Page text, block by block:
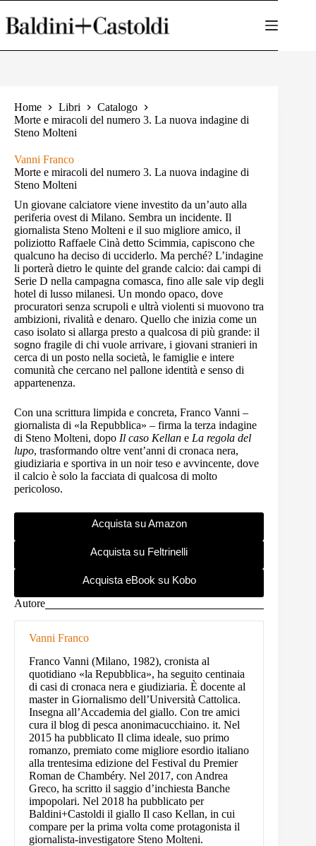
al
contenuto
Home Libri
Catalogo
Morte e miracoli del numero 3. La nuova indagine di
Steno Molteni
Vanni Franco
Morte e miracoli del numero 3. La nuova indagine di
Steno Molteni
Un giovane calciatore viene investito da un’auto alla
periferia ovest di Milano. Sembra un incidente. Il
giornalista Steno Molteni e il suo migliore amico, il
poliziotto Raffaele Cinà detto Scimmia, capiscono che
qualcuno ha deciso di ucciderlo. Ma perché? L’indagine
li porterà dietro le quinte del grande calcio: dai campi di
Serie D nella campagna comasca, fino alle sale vip degli
hotel di lusso milanesi. Un mondo opaco, dove
procuratori senza scrupoli e ultrà violenti si muovono tra
ambizioni, rivalità e denaro. Quello che inizia come un
caso isolato si allarga presto a qualcosa di più grande: il
sogno fragile di chi vuole arrivare, i giovani stranieri in
cerca di un posto nella società, le famiglie e intere
comunità che cercano nel pallone identità e senso di
appartenenza.
Con una scrittura limpida e concreta, Franco Vanni –
giornalista di «la Repubblica» – firma la terza indagine
di Steno Molteni, dopo Il caso Kellan e La regola del
lupo, trasformando oltre vent’anni di cronaca nera,
giudiziaria e sportiva in un noir teso e avvincente, dove
il calcio è solo la facciata di qualcosa di molto
pericoloso.
Acquista su Amazon
Acquista su Feltrinelli
Acquista eBook su Kobo
Autore
Vanni Franco
Franco Vanni (Milano, 1982), cronista al
quotidiano «la Repubblica», ha seguito centinaia
di casi di cronaca nera e giudiziaria. È docente al
master in Giornalismo dell’Università Cattolica.
Insegna all’Accademia del giallo. Con tre amici
cura il blog di pesca anonimacucchiaino. it. Nel
2015 ha pubblicato Il clima ideale, suo primo
romanzo, premiato come migliore esordio italiano
alla trentesima edizione del Festival du Premier
Roman de Chambéry. Nel 2017, con Andrea
Greco, ha scritto il saggio d’inchiesta Banche
impopolari. Nel 2018 ha pubblicato per
Baldini+Castoldi il giallo Il caso Kellan, in cui
compare per la prima volta come protagonista il
giornalista-investigatore Steno Molteni.